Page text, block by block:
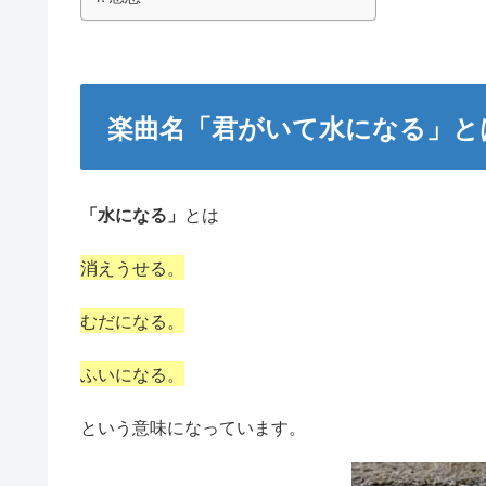
楽曲名「君がいて水になる」
「水になる」 とは
消えうせる。
むだになる。
ふいになる。
という意味になっています。